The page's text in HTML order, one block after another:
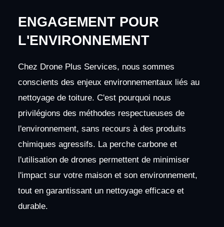
ENGAGEMENT POUR
L'ENVIRONNEMENT
Chez Drone Plus Services, nous sommes
conscients des enjeux environnementaux liés au
nettoyage de toiture. C'est pourquoi nous
privilégions des méthodes respectueuses de
l'environnement, sans recours à des produits
chimiques agressifs. La perche carbone et
l'utilisation de drones permettent de minimiser
l'impact sur votre maison et son environnement,
tout en garantissant un nettoyage efficace et
durable.